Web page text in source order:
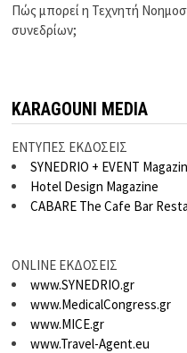
Πώς μπορεί η Τεχνητή
συνεδρίων;
KARAGOUNI MEDIA
ΕΝΤΥΠΕΣ ΕΚΔΟΣΕΙΣ
SYNEDRIO + EVENT
Hotel Design Magazine
CABARE The Cafe Bar
ONLINE ΕΚΔΟΣΕΙΣ
www.SYNEDRIO.gr
www.MedicalCongress.gr
www.MICE.gr
www.Travel-Agent.eu